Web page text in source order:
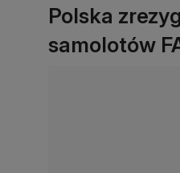
Polska
samolotów